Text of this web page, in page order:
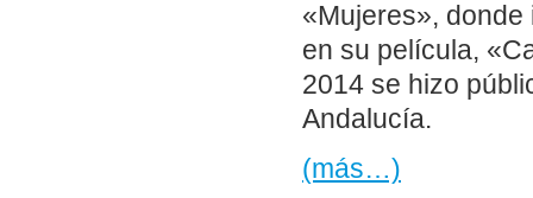
«Mujeres»,
en su película,
2014 se hizo
Andalucía.
(más…)